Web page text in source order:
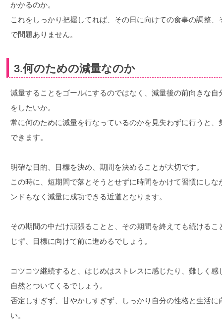
かかるのか。
これをしっかり把握してれば、その日に向けての食事の調整
で問題ありません。
3.何のための減量なのか
減量することをゴールにするのではなく、減量後の前向きな
をしたいか。
常に何のために減量を行なっているのかを見失わずに行うと
できます。
明確な目的、目標を決め、期間を決めることが大切です。
この時に、短期間で落とそうとせずに時間をかけて習慣にし
ンドもなく減量に成功できる近道となります。
その期間の中だけ頑張ることと、その期間を終えても続ける
じず、目標に向けて前に進めるでしょう。
コツコツ継続すると、はじめはストレスに感じたり、難しく
自然とついてくるでしょう。
否定しすぎず、甘やかしすぎず、しっかり自分の性格と生活
い。